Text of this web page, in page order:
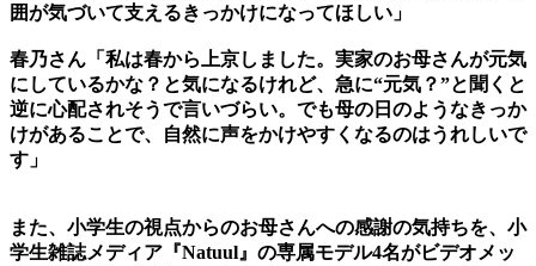
囲が気づいて支えるきっかけになってほしい」
春乃さん「私は春から上京しました。実家のお母さんが元気
にしているかな？と気になるけれど、急に“元気？”と聞くと
逆に心配されそうで言いづらい。でも母の日のようなきっか
けがあることで、自然に声をかけやすくなるのはうれしいで
す」
また、小学生の視点からのお母さんへの感謝の気持ちを、小
学生雑誌メディア『Natuul』の専属モデル4名がビデオメッ